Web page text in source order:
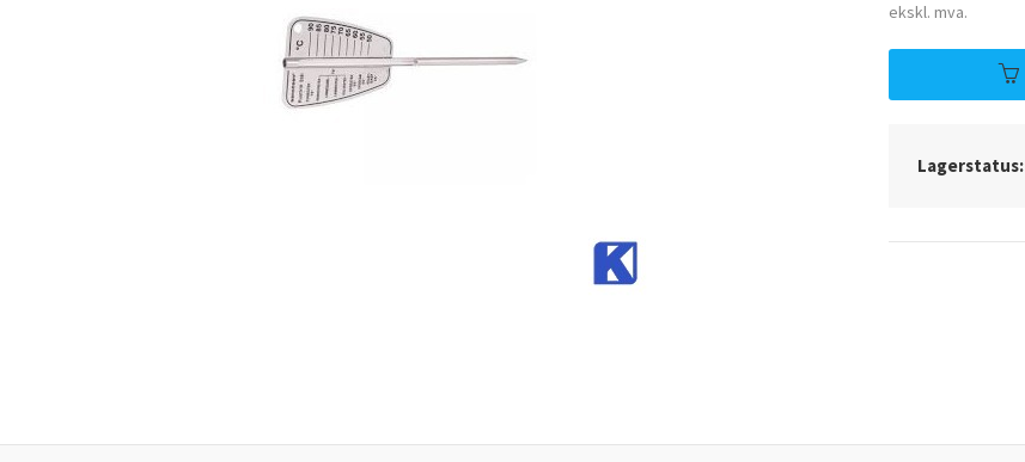
ekskl. mva.
Lagerstatus: